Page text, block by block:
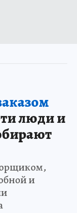
люди и
и